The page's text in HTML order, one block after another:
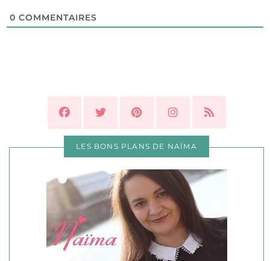
0 COMMENTAIRES
LES BONS PLANS DE NAÏMA